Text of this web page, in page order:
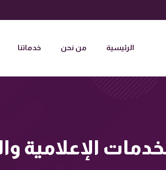
الرئيسية من نحن خدماتنا
الإعلامية